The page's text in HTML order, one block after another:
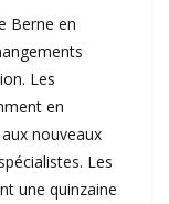
Berne en
Les
en
nouveaux
Les
une quinzaine